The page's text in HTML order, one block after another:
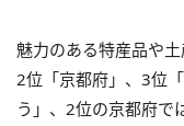
魅力のある特産品や
2位「京都府」、3位
う」、2位の京都府で